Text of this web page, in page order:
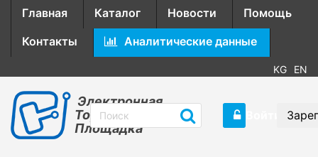
Главная Каталог Новости
Помощь
Контакты
Аналитические данные
KG EN
Электронная
Торговая
Площадка